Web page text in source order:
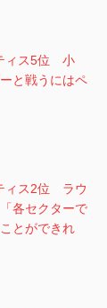
ィス5位 小
と戦うにはペ
ィス2位 ラウ
各セクターで
とができれ